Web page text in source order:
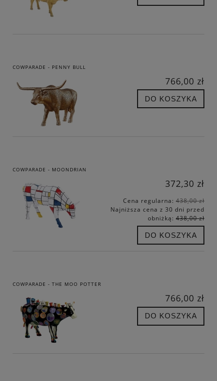
COWPARADE - PENNY BULL
766,00 zł
DO KOSZYKA
COWPARADE - MOONDRIAN
372,30 zł
Cena regularna: 438,00 zł
Najniższa cena z 30 dni przed
obniżką: 438,00 zł
DO KOSZYKA
COWPARADE - THE MOO POTTER
766,00 zł
DO KOSZYKA